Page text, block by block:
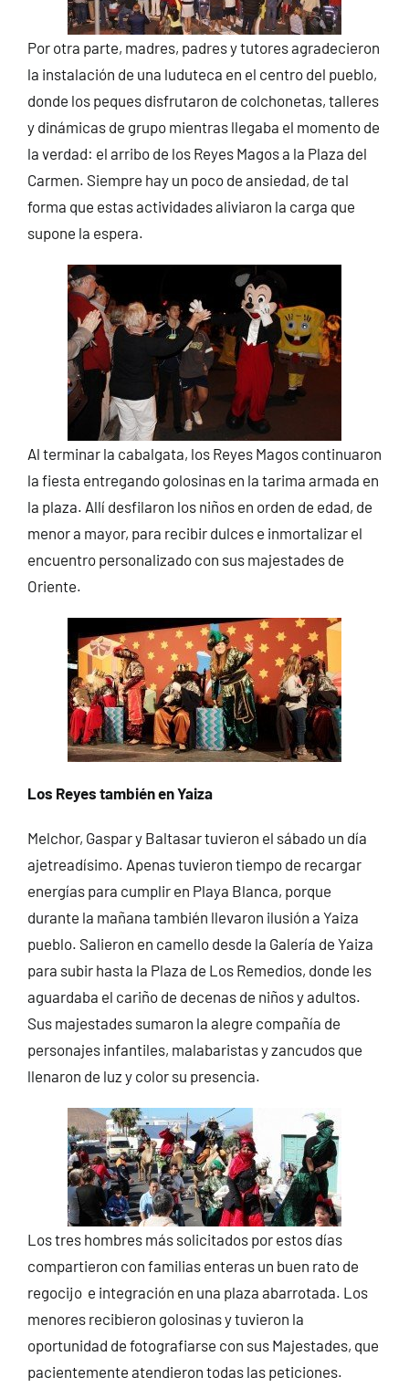
Por otra parte, madres, padres y tutores agradecieron
la instalación de una luduteca en el centro del pueblo,
donde los peques disfrutaron de colchonetas, talleres
y dinámicas de grupo mientras llegaba el momento de
la verdad: el arribo de los Reyes Magos a la Plaza del
Carmen. Siempre hay un poco de ansiedad, de tal
forma que estas actividades aliviaron la carga que
supone la espera.
Al terminar la cabalgata, los Reyes Magos continuaron
la fiesta entregando golosinas en la tarima armada en
la plaza. Allí desfilaron los niños en orden de edad, de
menor a mayor, para recibir dulces e inmortalizar el
encuentro personalizado con sus majestades de
Oriente.
Los Reyes también en Yaiza
Melchor, Gaspar y Baltasar tuvieron el sábado un día
ajetreadísimo. Apenas tuvieron tiempo de recargar
energías para cumplir en Playa Blanca, porque
durante la mañana también llevaron ilusión a Yaiza
pueblo. Salieron en camello desde la Galería de Yaiza
para subir hasta la Plaza de Los Remedios, donde les
aguardaba el cariño de decenas de niños y adultos.
Sus majestades sumaron la alegre compañía de
personajes infantiles, malabaristas y zancudos que
llenaron de luz y color su presencia.
Los tres hombres más solicitados por estos días
compartieron con familias enteras un buen rato de
regocijo e integración en una plaza abarrotada. Los
menores recibieron golosinas y tuvieron la
oportunidad de fotografiarse con sus Majestades, que
pacientemente atendieron todas las peticiones.